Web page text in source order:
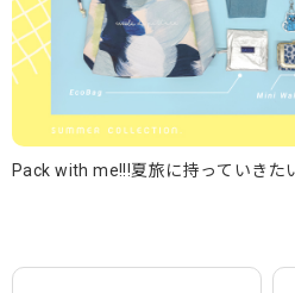
Pack with me!!!夏旅に持っていきた